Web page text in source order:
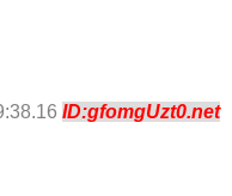
ID:gfomgUzt0.net